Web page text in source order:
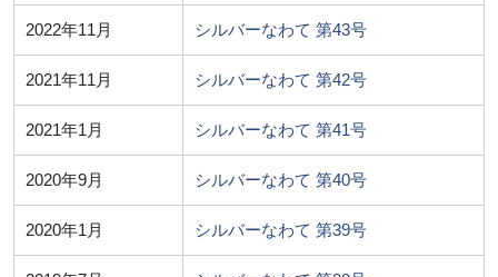
2022年11月 シルバーなわて 第43号
2021年11月 シルバーなわて 第42号
2021年1月 シルバーなわて 第41号
2020年9月 シルバーなわて 第40号
2020年1月 シルバーなわて 第39号